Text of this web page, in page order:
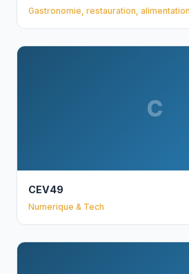
Gastronomie, restauration, alimentation
C
CEV49
Numerique & Tech